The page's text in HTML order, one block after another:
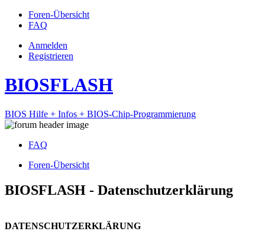
Foren-Übersicht
FAQ
Anmelden
Registrieren
BIOSFLASH
BIOS Hilfe + Infos + BIOS-Chip-Programmierung
FAQ
Foren-Übersicht
BIOSFLASH - Datenschutzerklärung
DATENSCHUTZERKLÄRUNG